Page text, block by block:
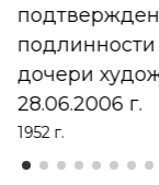
дочери
28.06.2006 г.
1952 г.